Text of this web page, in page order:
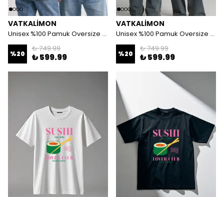
VATKALIMON
Unisex %100 Pamuk Oversize Yuvarlak Yaka Baskılı T-shirt
%20
₺ 749.99
₺ 599.99
VATKALIMON
Unisex %100 Pamuk Oversize Yuvarlak Yaka Baskılı T-shirt
%20
₺ 749.99
₺ 599.99